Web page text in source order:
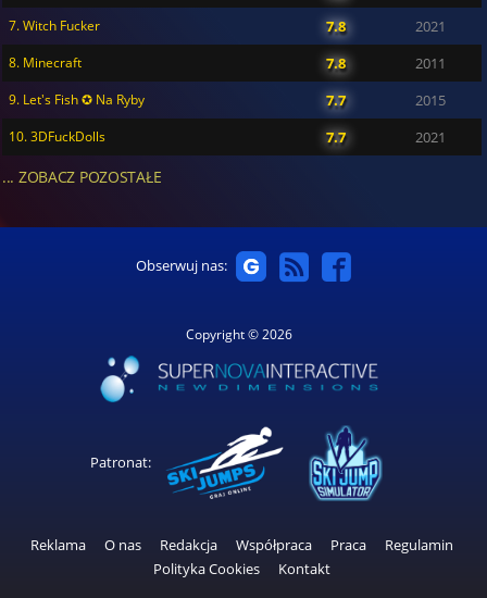
7. Witch Fucker 7.8 2021
8. Minecraft 7.8 2011
9. Let's Fish ✪ Na Ryby 7.7 2015
10. 3DFuckDolls 7.7 2021
... ZOBACZ POZOSTAŁE
Obserwuj nas:
Copyright © 2026
Patronat:
Reklama O nas Redakcja Współpraca Praca
Regulamin
Polityka Cookies
Kontakt